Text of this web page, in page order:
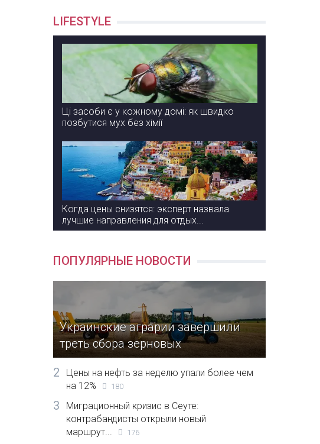
LIFESTYLE
Ці засоби є у кожному домі: як швидко
позбутися мух без хімії
Когда цены снизятся: эксперт назвала
лучшие направления для отдых...
ПОПУЛЯРНЫЕ НОВОСТИ
Украинские аграрии завершили
треть сбора зерновых
2
Цены на нефть за неделю упали более чем
на 12%
180
3
Миграционный кризис в Сеуте:
контрабандисты открыли новый
маршрут...
176